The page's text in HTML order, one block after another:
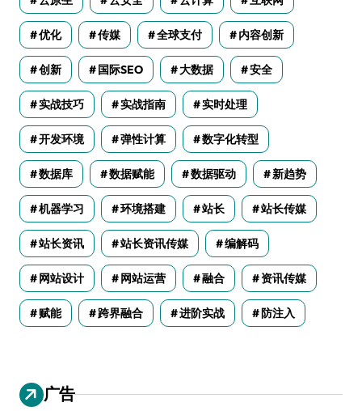
优化 传媒 全球支付 内容创新
创新 国际SEO 大数据 安全
实战技巧 实战指南 实时处理
开发环境 弹性计算 数字化转型
数据库 数据赋能 数据驱动 新趋势
机器学习 环境搭建 站长 站长传媒
站长资讯 站长资讯传媒 编解码
网站设计 网站运营 融合 资讯传媒
赋能 跨界融合 进阶实战 防注入
广告